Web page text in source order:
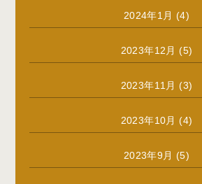
2024年1月 (4)
2023年12月 (5)
2023年11月 (3)
2023年10月 (4)
2023年9月 (5)